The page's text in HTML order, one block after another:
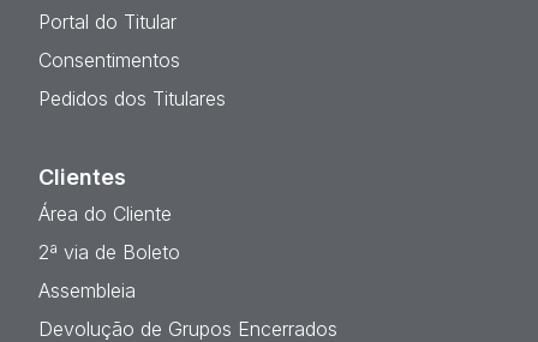
Portal do Titular
Consentimentos
Pedidos dos Titulares
Clientes
Área do Cliente
2ª via de Boleto
Assembleia
Devolução de Grupos Encerrados